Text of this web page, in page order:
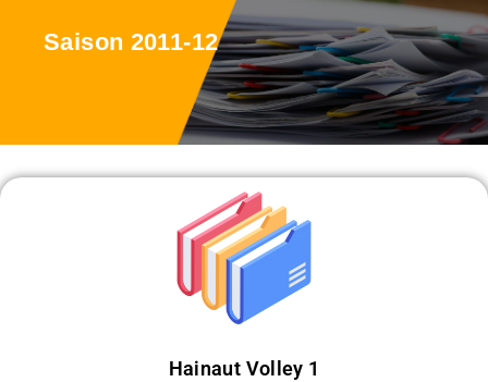
Saison 2011-12
Hainaut Volley 1